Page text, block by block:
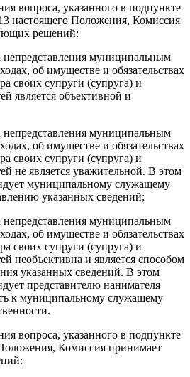
вопроса, указанного в подпункте
настоящего Положения, Комиссия
решений:
непредставления муниципальным
об имуществе и обязательствах
своих супруги (супруга) и
является объективной и
непредставления муниципальным
об имуществе и обязательствах
своих супруги (супруга) и
не является уважительной. В этом
муниципальному служащему
указанных сведений;
непредставления муниципальным
об имуществе и обязательствах
своих супруги (супруга) и
необъективна и является способом
указанных сведений. В этом
представителю нанимателя
к муниципальному служащему
вопроса, указанного в подпункте
Комиссия принимает